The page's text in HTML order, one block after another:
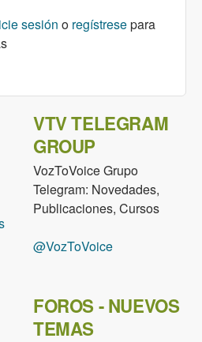
ISSABEL PBX - Centralita
Edición
sesión o regístresepara
VTV TELEGRAM
GROUP
VozToVoice Grupo
Telegram: Novedades,
Publicaciones, Cursos
@VozToVoice
FOROS - NUEVOS
TEMAS